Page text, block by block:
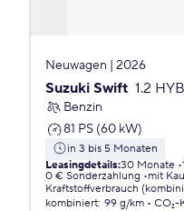
Neuwagen | 2026
Suzuki Swift 1.2
Benzin
81 PS (60 kW)
in 3 bis 5 Monaten
Leasingdetails:30 Monate
0 € Sonderzahlung
mit
Kraftstoffverbrauch
kombiniert: 99 g/km CO₂-